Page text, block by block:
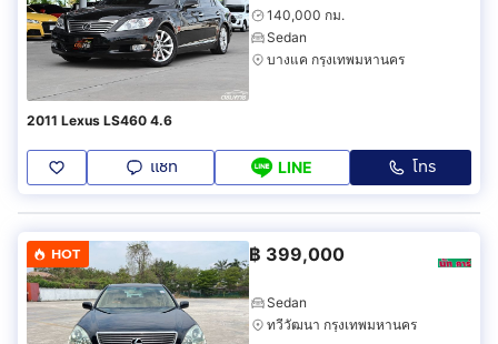
140,000 กม.
Sedan
บางแค กรุงเทพมหานคร
2011 Lexus LS460 4.6
แชท LINE โทร
HOT ฿ 399,000
Sedan
ทวีวัฒนา กรุงเทพมหานคร